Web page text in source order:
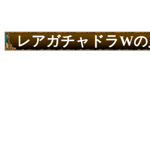
レアガチャドラW